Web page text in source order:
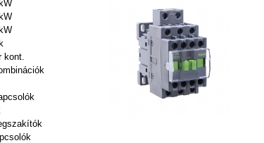
kont.